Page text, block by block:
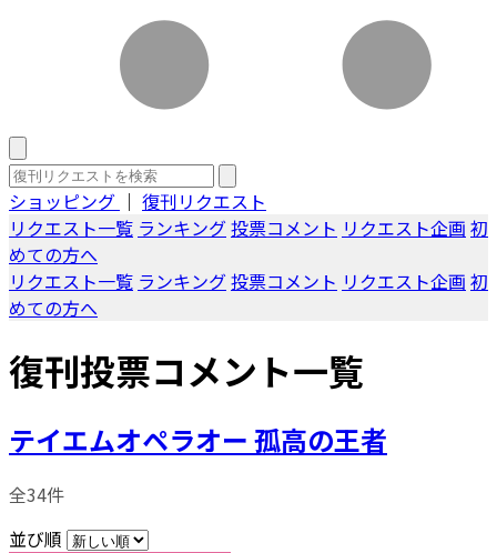
ショッピング ｜ 復刊リクエスト
リクエスト一覧 ランキング投票コメント リクエスト企画 初
めての方へ
リクエスト一覧 ランキング投票コメント リクエスト企画 初
めての方へ
復刊投票コメント一覧
テイエムオペラオー 孤高の王者
全34件
並び順